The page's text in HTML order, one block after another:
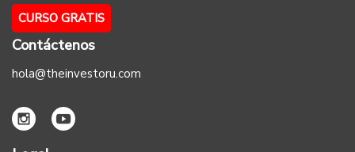
CURSO GRATIS
Contáctenos
hola@theinvestoru.com